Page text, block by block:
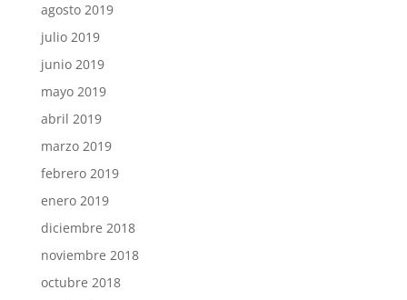
agosto 2019
julio 2019
junio 2019
mayo 2019
abril 2019
marzo 2019
febrero 2019
enero 2019
diciembre 2018
noviembre 2018
octubre 2018